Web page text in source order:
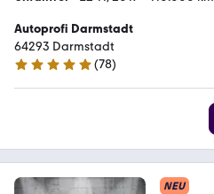
Autoprofi Darmstadt
64293 Darmstadt
5 Sterne
(78)
NEU